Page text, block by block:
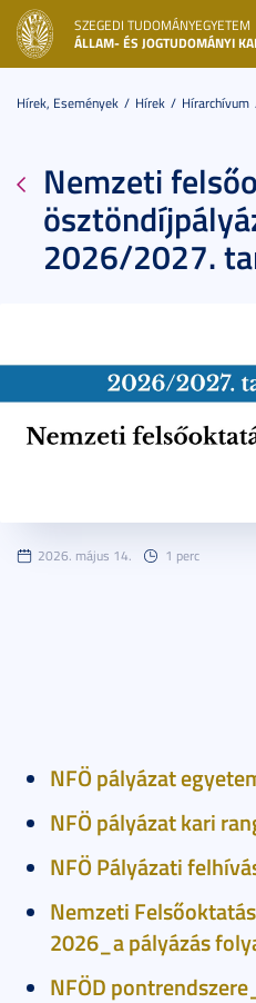
SZEGEDI TUDOMÁNYEGYETEM
ÁLLAM- ÉS JOGTUDOMÁNYI
Hírek, Események Hírek Hírarchívum
Nemzeti
2026/2027.
2026. május 14. 1 perc
NFÖ pályázat
NFÖ pályázat kari
NFÖ Pályázati
Nemzeti
2026_a pályázás
NFÖD